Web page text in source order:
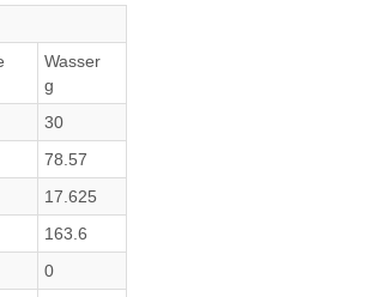
Wasser
g
30
78.57
17.625
163.6
0